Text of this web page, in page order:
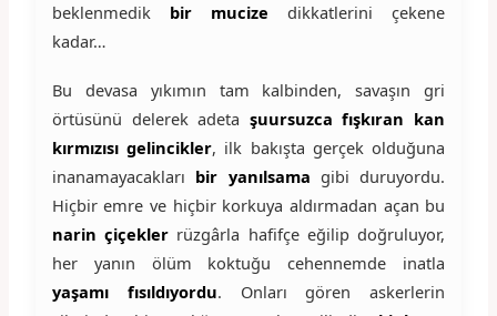
beklenmedik bir mucize dikkatlerini çekene
kadar…
Bu devasa yıkımın tam kalbinden, savaşın gri
örtüsünü delerek adeta şuursuzca fışkıran kan
kırmızısı gelincikler, ilk bakışta gerçek olduğuna
inanamayacakları bir yanılsama gibi duruyordu.
Hiçbir emre ve hiçbir korkuya aldırmadan açan bu
narin çiçekler rüzgârla hafifçe eğilip doğruluyor,
her yanın ölüm koktuğu cehennemde inatla
yaşamı fısıldıyordu. Onları gören askerlerin